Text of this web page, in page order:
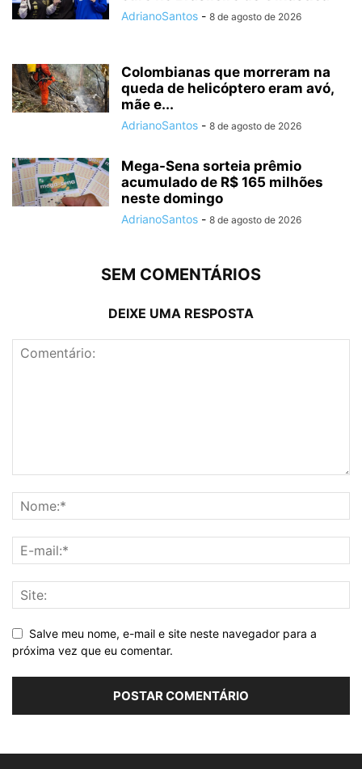
AdrianoSantos - 8 de agosto de 2026
Colombianas que morreram na
queda de helicóptero eram avó,
mãe e...
AdrianoSantos - 8 de agosto de 2026
Mega-Sena sorteia prêmio
acumulado de R$ 165 milhões
neste domingo
AdrianoSantos - 8 de agosto de 2026
SEM COMENTÁRIOS
DEIXE UMA RESPOSTA
Salve meu nome, e-mail e site neste navegador para a
próxima vez que eu comentar.